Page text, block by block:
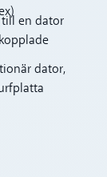
till en dator
dator,